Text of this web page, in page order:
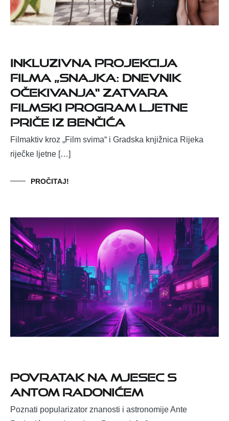
Inkluzivna projekcija
filma „Snajka: Dnevnik
očekivanja“ zatvara
filmski program Ljetne
priče iz Benčića
Filmaktiv kroz „Film svima“ i Gradska knjižnica Rijeka
riječke ljetne […]
PROČITAJ!
Povratak na Mjesec s
Antom Radonićem
Poznati popularizator znanosti i astronomije Ante